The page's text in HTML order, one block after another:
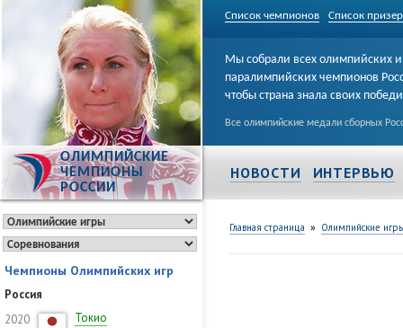
Список чемпионов Список
ОЛИМПИЙСКИЕ
ЧЕМПИОНЫ
РОССИИ
Мы собрали всех олимпийских и
паралимпийских чемпионов
чтобы страна знала своих
Все олимпийские медали сборных
НОВОСТИ ИНТЕРВЬЮ
Чемпионы Олимпийских игр
Россия
2020
Токио
Главная страница » Олимпийские